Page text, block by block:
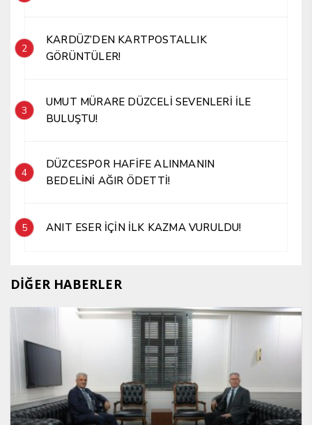
2
KARDÜZ’DEN KARTPOSTALLIK
GÖRÜNTÜLER!
3
UMUT MÜRARE DÜZCELİ SEVENLERİ İLE
BULUŞTU!
4
DÜZCESPOR HAFİFE ALINMANIN
BEDELİNİ AĞIR ÖDETTİ!
5 ANIT ESER İÇİN İLK KAZMA VURULDU!
DİĞER HABERLER